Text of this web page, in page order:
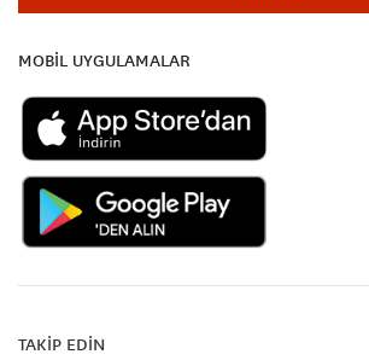
MOBİL UYGULAMALAR
TAKİP EDİN